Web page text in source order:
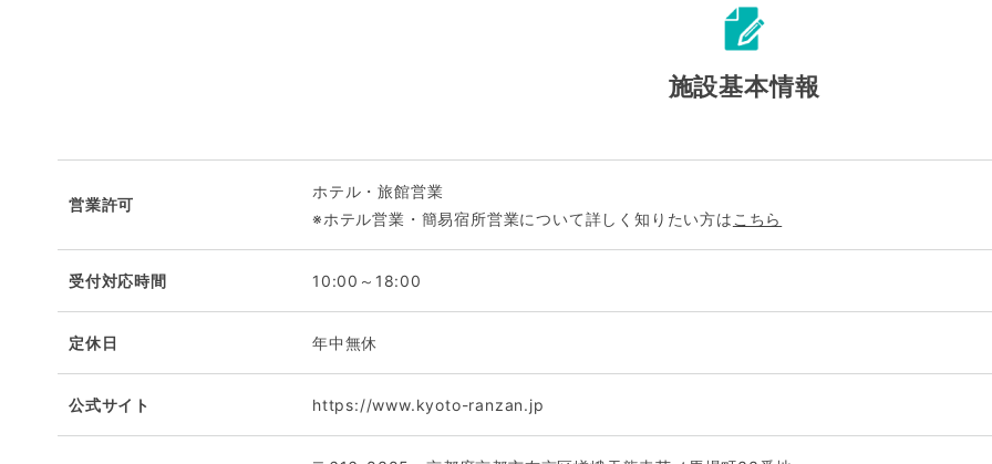
施設基本情報
営業許可
ホテル・旅館営業
※ホテル営業・簡易宿所営業について詳しく知りたい方は こちら
受付対応時間 10:00～18:00
定休日 年中無休
公式サイト https://www.kyoto-ranzan.jp